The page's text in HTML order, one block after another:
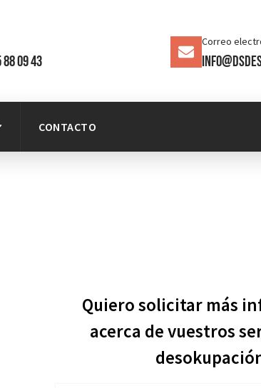
09 43
Correo
CONTACTO
Quiero solicitar más
acerca de vuestros